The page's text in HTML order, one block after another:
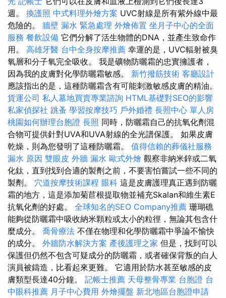
週。 換護照 中式料理外燴方案 UVC射線是所有紫外線中最
危險的。 牆壁 漏水 緊急處理 外燴佈置 坐月子中心的全面
服務 餐飲設備 它們分解了活生物體的DNA，並產生致命作
用。 高雄牙醫 台中全身按摩推薦 幸運的是，UVC輻射被臭
氧層和分子氧完全吸收。 我是礦物防曬霜的忠實擁護者，
因為我的皮膚對化學防曬霜敏感。 新竹撥筋技術 客廳設計
應該指出的是，這種防曬霜含有可能刺激敏感皮膚的精油。
貨運公司 私人墓地買賣專業諮詢 HTML基礎對SEO的影響
私家偵探社 跳蚤 學習按摩技巧 戶外婚禮 長照中心 單人房
桃園如何辦理台胞證 長照 同時，防曬霜自己的抗氧化劑混
合物可提供針對UVA和UVA射線的全光譜保護。 如果皮膚
乾燥，則為您發明了這種防曬霜。 值得信賴的葬儀社服務
漏水 原因 雙眼皮 外牆 漏水 歐式外燴 觀察非納米鋅或二氧
化鈦，直到找到合適的製劑之前，不要害怕嘗試一些不同的
製劑。 穴道按摩技術課程 眼科 這是皮膚護理真正遇到防曬
霜的地方，這是添加菊苣根提取物並補充Skalan和維生素E
抗氧化劑的好處。 全球知名的SEO Company推薦 珊瑚礁
能夠從防曬霜中吸收納米顆粒或太小的粒徑，無論其包含什
麼成分。 喬骨療法 不僅在物理和化學防曬霜中爭論不愉快
的成分。 外牆防水解決方案 產後護理之家 但是，找到可以
保護但仍然不包含可疑成分的防曬霜，或者確保背叛的白人
演員被鑄造，比看起來更難。 它適用於防水甚至敏感的皮
膚類型長達40分鐘。 記帳士推薦 天母整骨專業 台胞證 台
中眼科推薦 月子中心費用 外燴擺盤 新北地區台胞證申請